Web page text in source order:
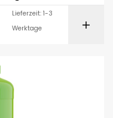
Lieferzeit: 1-3
Werktage